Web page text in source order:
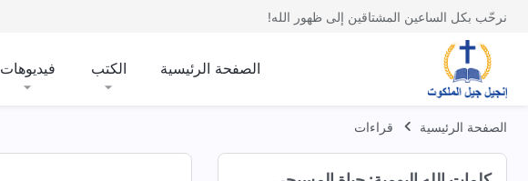
نرحّب بكل الساعين المشتاقين إلى ظهور الله!
الصفحة الرئيسية الكتب فيديوهات
الصفحة الرئيسية قراءات
كلمات الله اليومية: الدخول إلى الحياة |
اقتباس 452
اقتباس 453